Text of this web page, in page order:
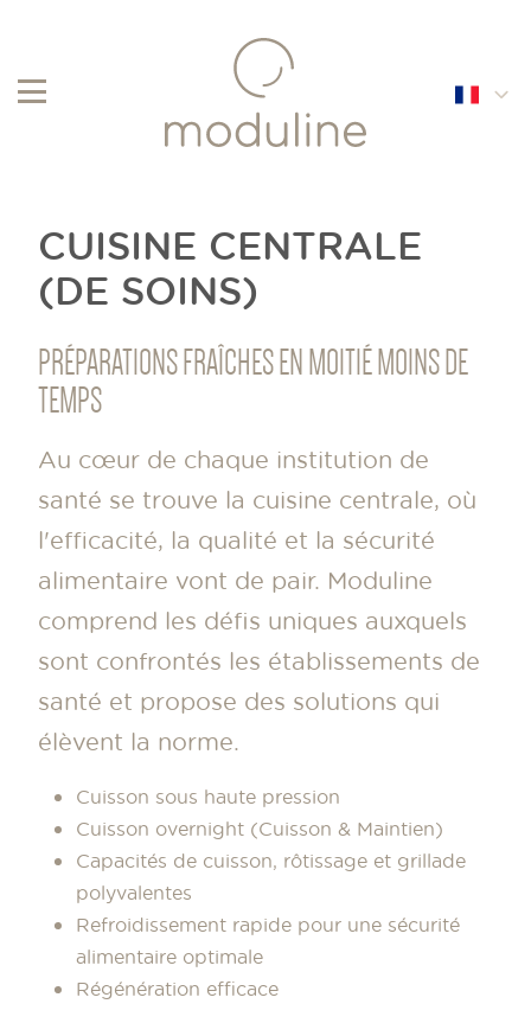
Nederlands
CUISINE CENTRALE
(DE SOINS)
PRÉPARATIONS FRAÎCHES EN MOITIÉ MOINS DE
TEMPS
Au cœur de chaque institution de
santé se trouve la cuisine centrale, où
l'efficacité, la qualité et la sécurité
alimentaire vont de pair. Moduline
comprend les défis uniques auxquels
sont confrontés les établissements de
santé et propose des solutions qui
élèvent la norme.
Cuisson sous haute pression
Cuisson overnight (Cuisson & Maintien)
Capacités de cuisson, rôtissage et grillade
polyvalentes
Refroidissement rapide pour une sécurité
alimentaire optimale
Régénération efficace